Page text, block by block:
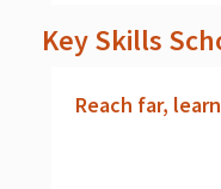
Key Skills
Reach far,